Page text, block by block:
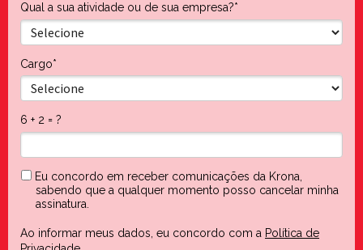
Qual a sua atividade ou de sua empresa?*
Cargo*
6 + 2 = ?
Eu concordo em receber comunicações da Krona,
sabendo que a qualquer momento posso cancelar minha
assinatura.
Ao informar meus dados, eu concordo com a Política de